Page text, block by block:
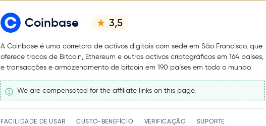
Coinbase 3,5
A Coinbase é uma corretora de activos digitais com sede em São Francisco, que
oferece trocas de Bitcoin, Ethereum e outros activos criptográficos em 164 países,
e transacções e armazenamento de bitcoin em 190 países em todo o mundo.
We are compensated for the affiliate links on this page.
FACILIDADE DE USAR CUSTO-BENEFÍCIO VERIFICAÇÃO SUPORTE